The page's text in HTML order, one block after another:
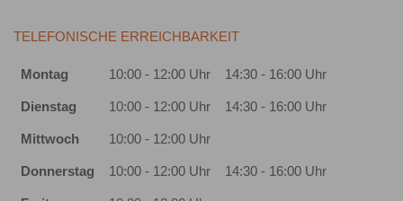
TELEFONISCHE ERREICHBARKEIT
Montag 10:00 - 12:00 Uhr 14:30 - 16:00 Uhr
Dienstag 10:00 - 12:00 Uhr 14:30 - 16:00 Uhr
Mittwoch 10:00 - 12:00 Uhr
Donnerstag 10:00 - 12:00 Uhr 14:30 - 16:00 Uhr